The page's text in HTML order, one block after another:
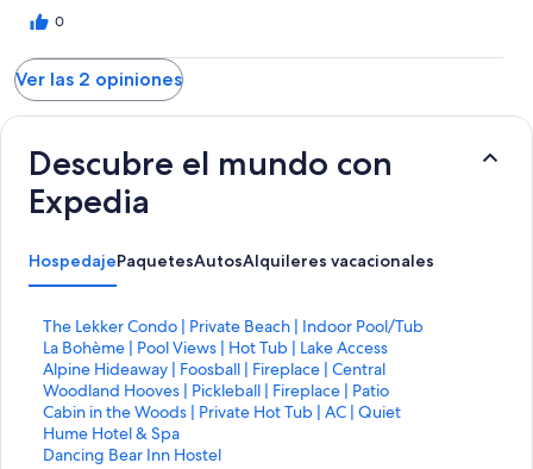
0
Ver las 2 opiniones
Descubre el mundo con
Expedia
HospedajePaquetesAutosAlquileres vacacionales
The Lekker Condo | Private Beach | Indoor Pool/Tub
E
n
l
a
c
e
p
La Bohème | Pool Views | Hot Tub | Lake Access
E
n
l
a
c
e
Alpine Hideaway | Foosball | Fireplace | Central
E
n
l
a
c
Woodland Hooves | Pickleball | Fireplace | Patio
E
n
l
a
Cabin in the Woods | Private Hot Tub | AC | Quiet
E
n
l
Hume Hotel & Spa
E
n
Dancing Bear Inn Hostel
E